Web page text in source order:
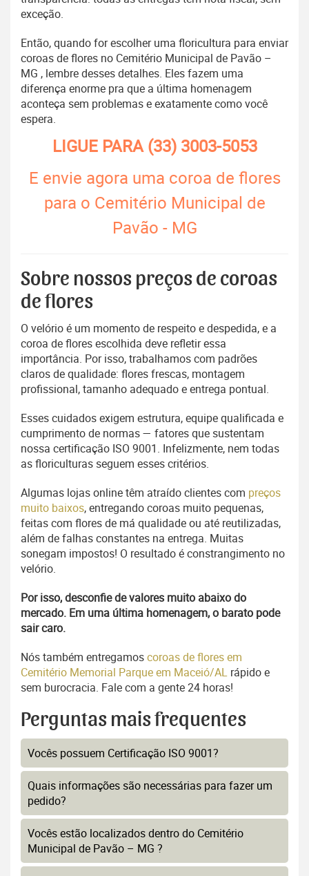
exceção.
Então, quando for escolher uma floricultura para enviar
coroas de flores no Cemitério Municipal de Pavão –
MG , lembre desses detalhes. Eles fazem uma
diferença enorme pra que a última homenagem
aconteça sem problemas e exatamente como você
espera.
LIGUE PARA(33) 3003-5053
E envie agora uma coroa de flores
para o Cemitério Municipal de
Pavão - MG
Sobre nossos preços de coroas
de flores
O velório é um momento de respeito e despedida, e a
coroa de flores escolhida deve refletir essa
importância. Por isso, trabalhamos com padrões
claros de qualidade: flores frescas, montagem
profissional, tamanho adequado e entrega pontual.
Esses cuidados exigem estrutura, equipe qualificada e
cumprimento de normas — fatores que sustentam
nossa certificação ISO 9001. Infelizmente, nem todas
as floriculturas seguem esses critérios.
Algumas lojas online têm atraído clientes com preços
muito baixos, entregando coroas muito pequenas,
feitas com flores de má qualidade ou até reutilizadas,
além de falhas constantes na entrega. Muitas
sonegam impostos! O resultado é constrangimento no
velório.
Por isso, desconfie de valores muito abaixo do
mercado. Em uma última homenagem, o barato pode
sair caro.
Nós também entregamoscoroas de flores em
Cemitério Memorial Parque em Maceió/AL rápido e
sem burocracia. Fale com a gente 24 horas!
Perguntas mais frequentes
Vocês possuem Certificação ISO 9001?
Quais informações são necessárias para fazer um
pedido?
Vocês estão localizados dentro do Cemitério
Municipal de Pavão – MG ?